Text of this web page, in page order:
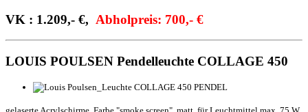
VK : 1.209,- €, Abholpreis: 700,- €
LOUIS POULSEN Pendelleuchte COLLAGE 450